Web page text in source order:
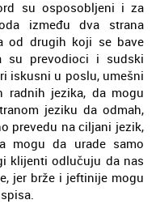
su osposobljeni i za
između dva strana
od drugih koji se bave
su prevodioci i sudski
iskusni u poslu, umešni
radnih jezika, da mogu
jeziku da odmah,
prevedu na ciljani jezik,
mogu da urade samo
klijenti odlučuju da nas
jer brže i jeftinije mogu